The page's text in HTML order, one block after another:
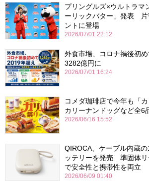
プリングルズ×ウルトラマ
ーリックバター」発表 片
ントに登場
2026/07/01 22:12
外食市場、コロナ禍後初
3282億円に
2026/07/01 16:24
コメダ珈琲店で今年も「
カリーナンドッグなど全6
2026/06/16 15:52
QIROCA、ケーブル内蔵
ッテリーを発売 準固体リ
で安全性と携帯性を両立
2026/06/09 01:40